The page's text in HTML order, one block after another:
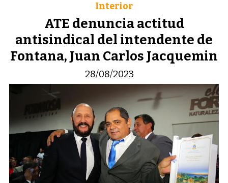
ATE denuncia actitud
antisindical del intendente de
Fontana, Juan Carlos Jacquemin
Interior
28/08/2023